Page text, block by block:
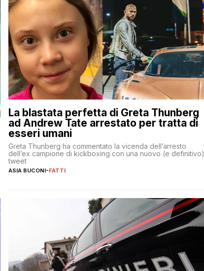
La blastata perfetta di Greta Thunberg
ad Andrew Tate arrestato per tratta di
esseri umani
Greta Thunberg ha commentato la vicenda dell’arresto
dell’ex campione di kickboxing con una nuovo (e definitivo)
tweet
ASIA BUCONI-FATTI